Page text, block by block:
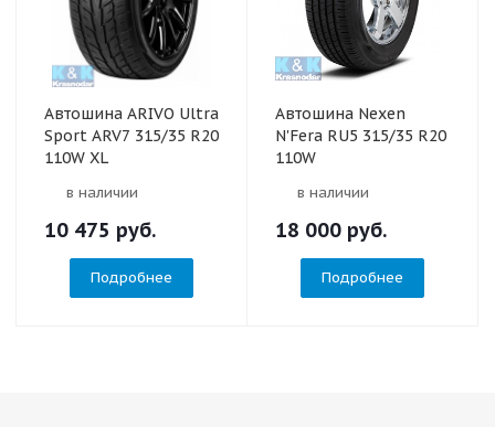
Автошина ARIVO Ultra
Sport ARV7 315/35 R20
110W XL
в наличии
10 475 руб.
Подробнее
Автошина Nexen
N'Fera RU5 315/35 R20
110W
в наличии
18 000 руб.
Подробнее